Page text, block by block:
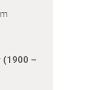
(1900 –